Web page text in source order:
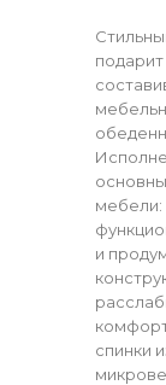
мебели:
и
спинки